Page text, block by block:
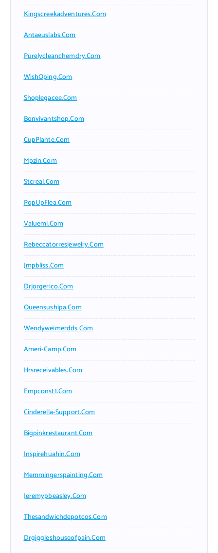
Kingscreekadventures.com
Antaeuslabs.com
Purelycleanchemdry.com
WishOping.com
Shoplegacee.com
Bonvivantshop.com
CupPlante.com
Mpzin.com
Stcreal.com
PopUpFlea.com
Valueml.com
Rebeccatorresjewelry.com
Jmpbliss.com
Drjorgerico.com
Queensushipa.com
Wendyweimerdds.com
Ameri-Camp.com
Hrsreceivables.com
Empconst1.com
Cinderella-Support.com
Bigpinkrestaurant.com
Inspirehuahin.com
Memmingerspainting.com
Jeremypbeasley.com
Thesandwichdepotcos.com
Drgiggleshouseofpain.com